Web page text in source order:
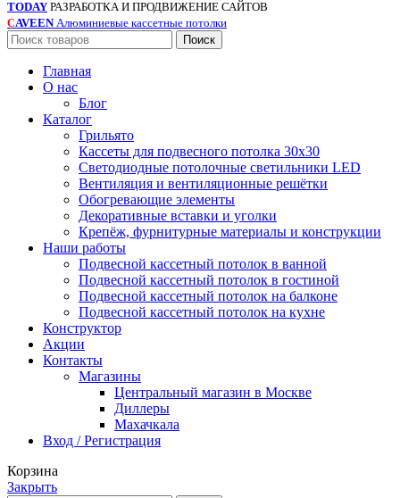
TODAY РАЗРАБОТКА И ПРОДВИЖЕНИЕ САЙТОВ
СAVEEN Алюминиевые кассетные потолки
Поиск
Главная
О нас
Блог
Каталог
Грильято
Кассеты для подвесного потолка 30х30
Светодиодные потолочные светильники LED
Вентиляция и вентиляционные решётки
Обогревающие элементы
Декоративные вставки и уголки
Крепёж, фурнитурные материалы и конструкции
Наши работы
Подвесной кассетный потолок в ванной
Подвесной кассетный потолок в гостиной
Подвесной кассетный потолок на балконе
Подвесной кассетный потолок на кухне
Конструктор
Акции
Контакты
Магазины
Центральный магазин в Москве
Диллеры
Махачкала
Вход / Регистрация
Корзина
Закрыть